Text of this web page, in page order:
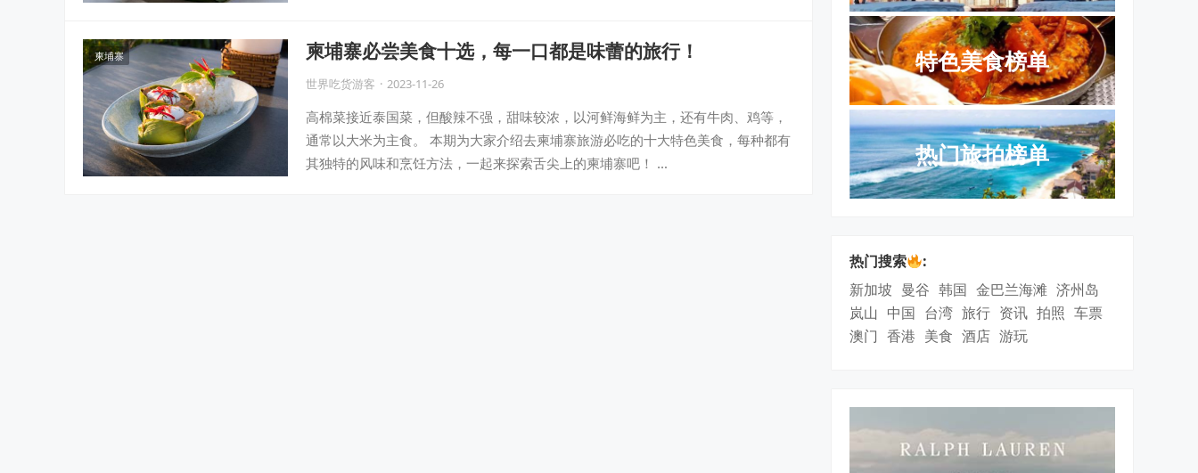
柬埔寨 柬埔寨必尝美食十选，每一口都是味蕾的旅行！
世界吃货游客 · 2023-11-26
高棉菜接近泰国菜，但酸辣不强，甜味较浓，以河鲜海鲜为主，还有牛肉、鸡等，
通常以大米为主食。 本期为大家介绍去柬埔寨旅游必吃的十大特色美食，每种都有
其独特的风味和烹饪方法，一起来探索舌尖上的柬埔寨吧！ …
特色美食榜单
热门旅拍榜单
热门搜索
:
新加坡 曼谷 韩国 金巴兰海滩 济州岛
岚山 中国 台湾 旅行 资讯 拍照 车票
澳门 香港 美食 酒店 游玩